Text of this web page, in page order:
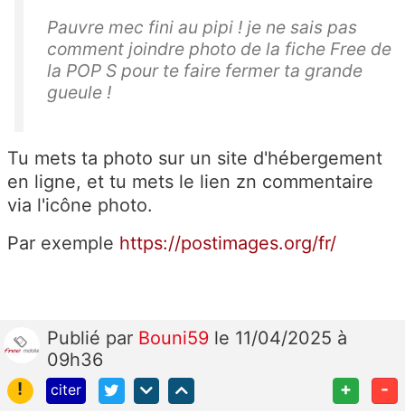
Pauvre mec fini au pipi ! je ne sais pas
comment joindre photo de la fiche Free de
la POP S pour te faire fermer ta grande
gueule !
Tu mets ta photo sur un site d'hébergement
en ligne, et tu mets le lien zn commentaire
via l'icône photo.
Par exemple https://postimages.org/fr/
Publié par Bouni59 le 11/04/2025 à
09h36
!
citer + -